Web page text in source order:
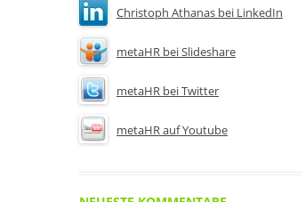
Christoph Athanas bei LinkedIn
metaHR bei Slideshare
metaHR bei Twitter
metaHR auf Youtube